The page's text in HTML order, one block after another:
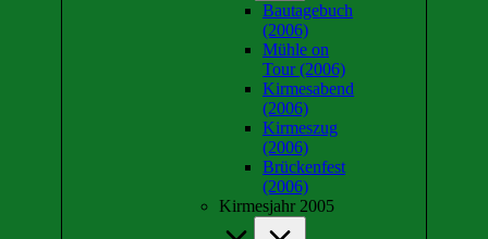
Bautagebuch
(2006)
Mühle on
Tour (2006)
Kirmesabend
(2006)
Kirmeszug
(2006)
Brückenfest
(2006)
Kirmesjahr 2005